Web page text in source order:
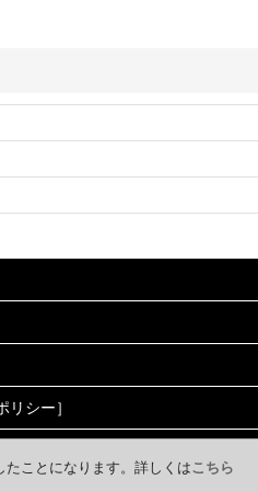
シー］
ことになります。詳しくはこちら